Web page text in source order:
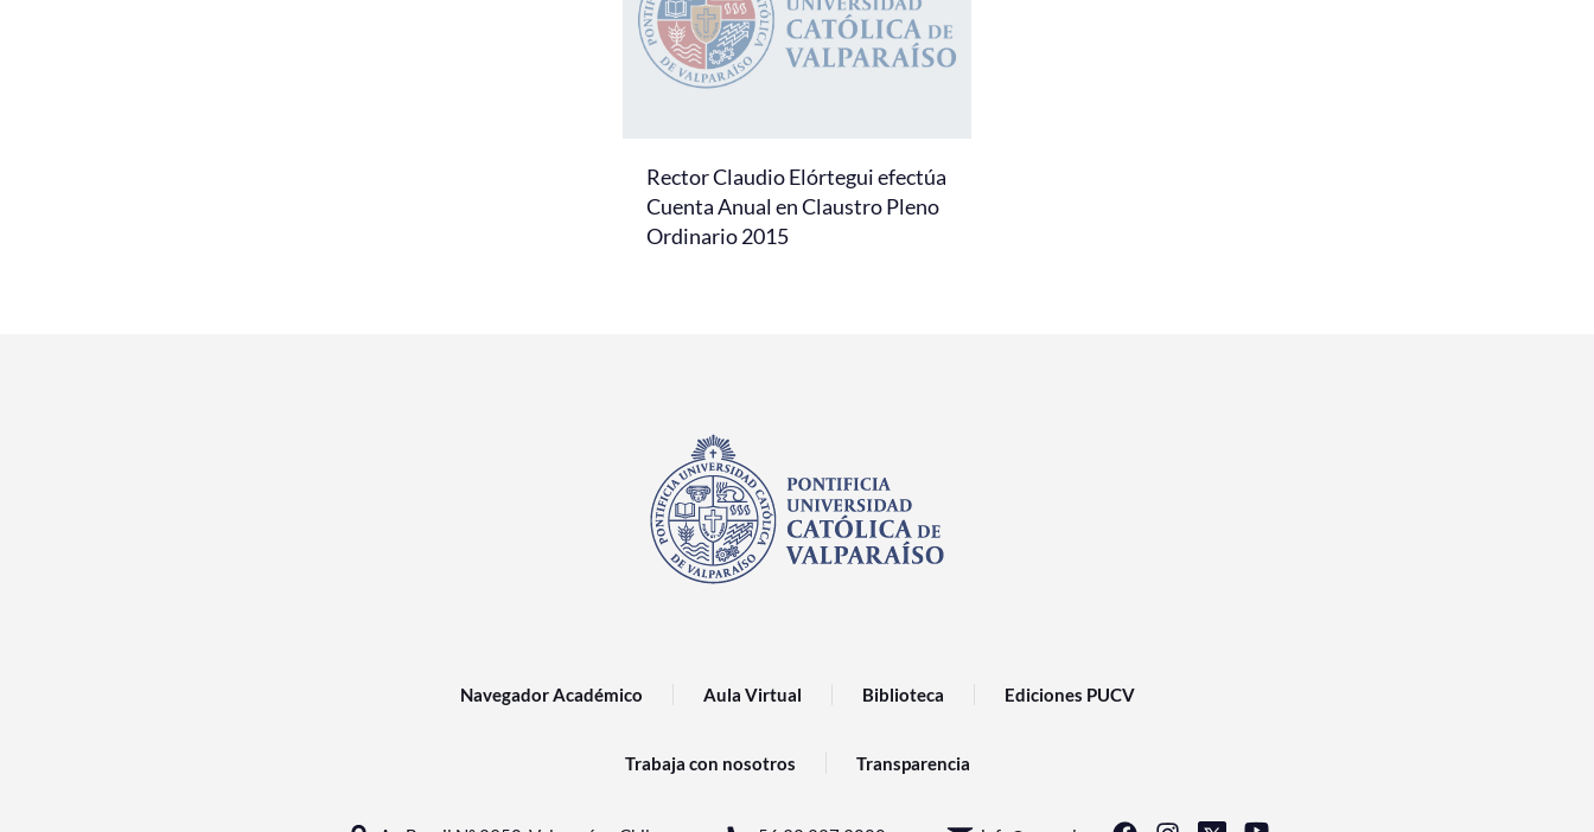
Rector Claudio Elórtegui efectúa
Cuenta Anual en Claustro Pleno
Ordinario 2015
Navegador Académico Aula Virtual Biblioteca Ediciones PUCV
Trabaja con nosotros Transparencia